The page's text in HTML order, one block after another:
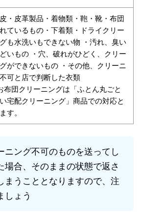
皮・皮革製品・着物類・鞄・靴・布団
れているもの・下着類・ドライクリー
も水洗いもできない物 ・汚れ、臭い
いもの ・穴、破れがひどく、クリー
ができないもの ・その他、クリーニ
可と店で判断した衣類
布団クリーニングは「ふとん丸ごと
宅配クリーニング」商品での対応と
す。
ニング不可のものを送ってし
場合、そのままの状態で返さ
まうこととなりますので、注
しょう